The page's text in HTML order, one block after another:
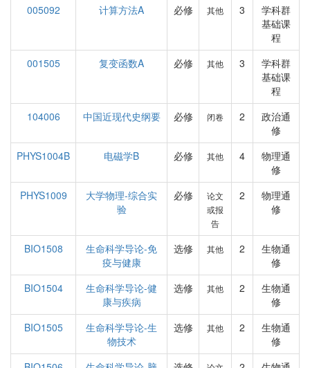
005092
计算方法A 必修 其他 3
学科群
基础课
程
001505
复变函数A 必修 其他 3
学科群
基础课
程
104006
中国近现代史纲要 必修 闭卷 2
政治通
修
PHYS1004B
电磁学B 必修 其他 4
物理通
修
PHYS1009
大学物理-综合实
验
必修
论文
或报
告
2
物理通
修
BIO1508
生命科学导论-免
疫与健康
选修 其他 2
生物通
修
BIO1504
生命科学导论-健
康与疾病
选修 其他 2
生物通
修
BIO1505
生命科学导论-生
物技术
选修 其他 2
生物通
修